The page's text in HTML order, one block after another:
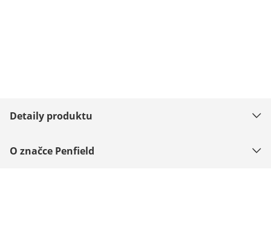
Detaily produktu
O značce Penfield